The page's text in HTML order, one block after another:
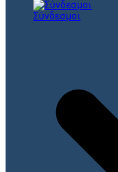
Σύνδεσμοι